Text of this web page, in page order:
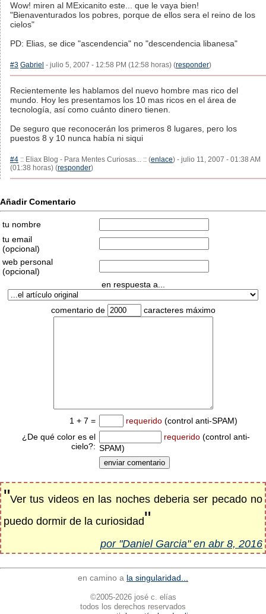
Wow! miren al MExicanito este... que le vaya bien!
"Bienaventurados los pobres, porque de ellos sera el reino de los
cielos"
PD: Elias, se dice "ascendencia" no "descendencia libanesa"
#3 Gabriel - julio 5, 2007 - 12:58 PM (12:58 horas) (responder)
Recientemente les hablamos del nuevo hombre mas rico del
mundo. Hoy les presentamos los 10 mas ricos en el área de
tecnología, así como cuánto dinero tienen.
De seguro que reconocerán los primeros 8 lugares, pero los
puestos 8 y 10 nunca había ni siqui
#4 :: Eliax Blog - Para Mentes Curiosas... :: (enlace) - julio 11, 2007 - 01:38 AM
(01:38 horas) (responder)
Añadir Comentario
tu nombre
tu email
(opcional)
web personal
(opcional)
en respuesta a...
comentario de caracteres máximo
1 + 7 = requerido (control anti-SPAM)
¿De qué color es el
cielo?:
requerido (control anti-
SPAM)
"Ver tus videos en las noches deberia ser pecado no
puedo dormir de la curiosidad"
por "Daniel Garcia" en abr 8, 2016
en camino a la singularidad...
©2005-2026 josé c. elías
todos los derechos reservados